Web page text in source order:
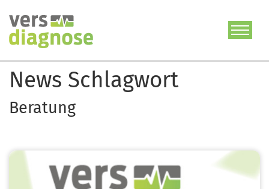
zum
Inhalt
News Schlagwort
Beratung
Image